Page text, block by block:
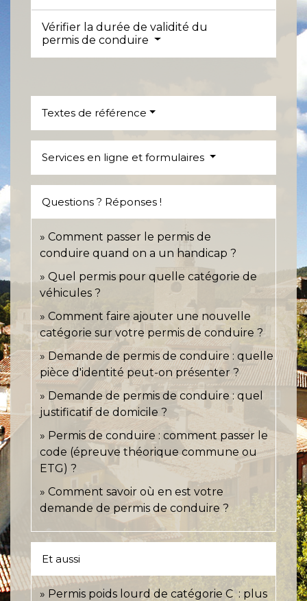
Vérifier la durée de validité du
permis de conduire
Textes de référence
Services en ligne et formulaires
Questions ? Réponses !
Comment passer le permis de
conduire quand on a un handicap ?
Quel permis pour quelle catégorie de
véhicules ?
Comment faire ajouter une nouvelle
catégorie sur votre permis de conduire ?
Demande de permis de conduire : quelle
pièce d'identité peut-on présenter ?
Demande de permis de conduire : quel
justificatif de domicile ?
Permis de conduire : comment passer le
code (épreuve théorique commune ou
ETG) ?
Comment savoir où en est votre
demande de permis de conduire ?
Et aussi
Permis poids lourd de catégorie C : plus